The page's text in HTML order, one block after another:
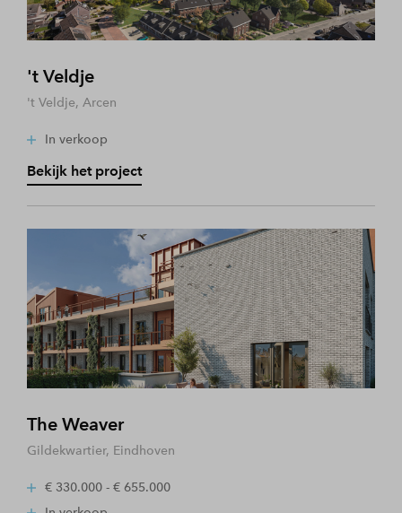
't Veldje
't Veldje, Arcen
In verkoop
Bekijk het project
The Weaver
Gildekwartier, Eindhoven
€ 330.000 - € 655.000